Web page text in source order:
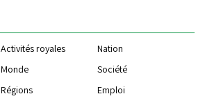
Activités royales
Nation
Monde
Société
Régions
Emploi